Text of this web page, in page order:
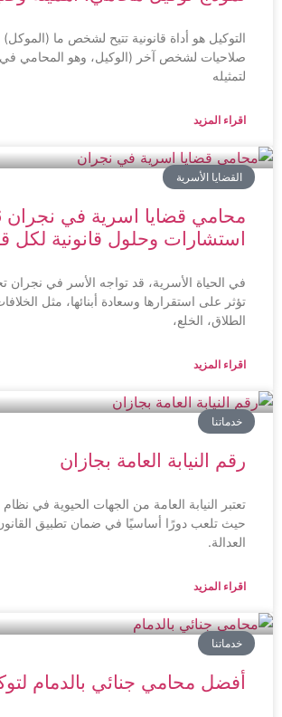
التوكيل هو أداة قانونية تتيح لشخص ما (الموكل)
صلاحيات لشخص آخر (الوكيل، وهو المحامي في
لتمثيله
اقراء المزيد
القضايا الأسرية
استشارات وحلول قانونية لكل
في الحياة الأسرية، قد تواجه الأسر في نجران
تؤثر على استقرارها وسعادة أبنائها، مثل
الطلاق، الخلع،
اقراء المزيد
خدماتنا
رقم النيابة العامة بجازان
تعتبر النيابة العامة من الجهات الحيوية في نظام
حيث تلعب دورًا أساسيًا في ضمان تطبيق
العدالة.
اقراء المزيد
خدماتنا
أفضل محامي جنائي بالدمام